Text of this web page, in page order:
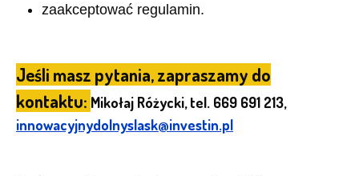
zaakceptować regulamin.
Jeśli masz pytania, zapraszamy do
kontaktu: Mikołaj Różycki, tel. 669 691 213,
innowacyjnydolnyslask@investin.pl